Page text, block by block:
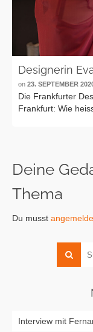
Designerin
on 23. SEPTEMBER
Die Frankfurter
Frankfurt: Wie
Deine
Thema
Du musst
Interview mit